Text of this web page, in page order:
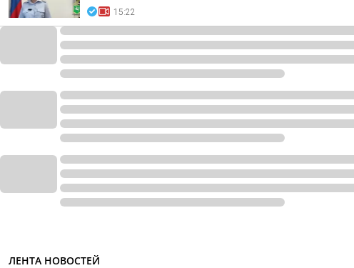
15:22
ЛЕНТА НОВОСТЕЙ